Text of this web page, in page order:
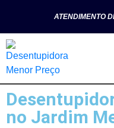
ATENDIMENTO
no Jardim